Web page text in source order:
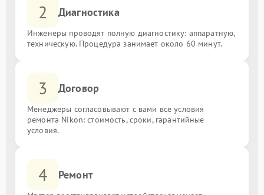
2 Диагностика
Инженеры проводят полную диагностику: аппаратную,
техническую. Процедура занимает около 60 минут.
3 Договор
Менеджеры согласовывают с вами все условия
ремонта Nikon: стоимость, сроки, гарантийные
условия.
4 Ремонт